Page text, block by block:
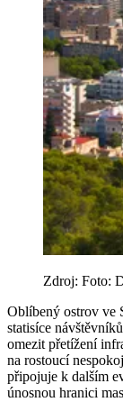
Zdroj: Foto:
Oblíbený ostrov ve
statisíce
omezit přetížení
na rostoucí
připojuje k dalším
únosnou hranici